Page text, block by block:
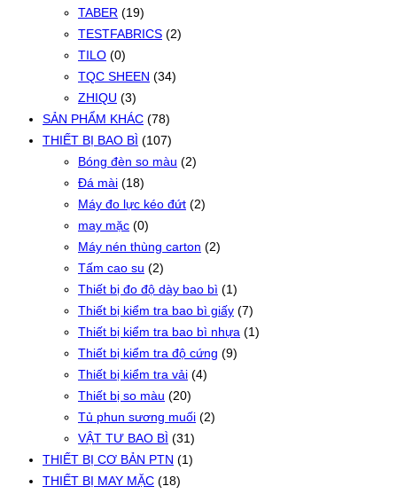
TABER (19)
TESTFABRICS (2)
TILO (0)
TQC SHEEN (34)
ZHIQU (3)
SẢN PHẨM KHÁC (78)
THIẾT BỊ BAO BÌ (107)
Bóng đèn so màu (2)
Đá mài (18)
Máy đo lực kéo đứt (2)
may mặc (0)
Máy nén thùng carton (2)
Tấm cao su (2)
Thiết bị đo độ dày bao bì (1)
Thiết bị kiểm tra bao bì giấy (7)
Thiết bị kiểm tra bao bì nhựa (1)
Thiết bị kiểm tra độ cứng (9)
Thiết bị kiểm tra vải (4)
Thiết bị so màu (20)
Tủ phun sương muối (2)
VẬT TƯ BAO BÌ (31)
THIẾT BỊ CƠ BẢN PTN (1)
THIẾT BỊ MAY MẶC (18)